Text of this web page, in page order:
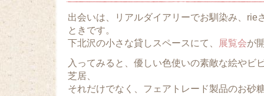
出会いは、リアルダイアリーでお馴染み、rie
ときです。
下北沢の小さな貸しスペースにて、
展覧会が
入ってみると、優しい色使いの素敵な絵やビ
芝居、
それだけでなく、フェアトレード製品のお砂